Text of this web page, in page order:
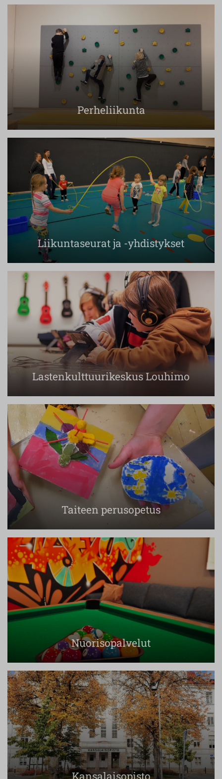
Perheliikunta
Liikuntaseurat ja -yhdistykset
Lastenkulttuurikeskus Louhimo
Taiteen perusopetus
Nuorisopalvelut
Kansalaisopisto